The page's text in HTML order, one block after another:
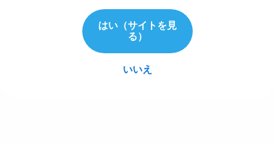
はい（サイトを見
る）
いいえ